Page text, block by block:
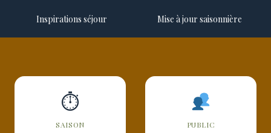
Inspirations séjour Mise à jour saisonnière
⏱
SAISON PUBLIC